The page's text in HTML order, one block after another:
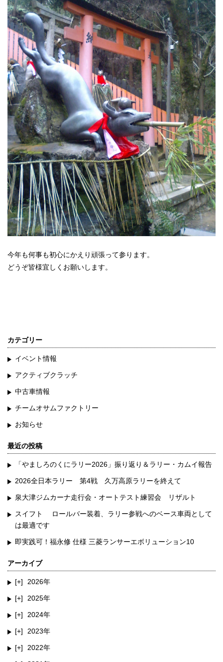
今年も何事も初心にかえり頑張って参ります。
どうぞ皆様宜しくお願いします。
カテゴリー
イベント情報
アクティブクラッチ
中古車情報
チームオサムファクトリー
お知らせ
最近の投稿
「やましろのくにラリー2026」振り返り＆ラリー・カムイ報告
2026全日本ラリー 第4戦 久万高原ラリーを終えて
泉大津ジムカーナ走行会・オートテスト練習会 リザルト
スイフト ロールバー装着、ラリー参戦へのベース車両として
は最適です
即実践可！福永修 仕様 三菱ランサーエボリューション10
アーカイブ
2026
2025
2024
2023
2022